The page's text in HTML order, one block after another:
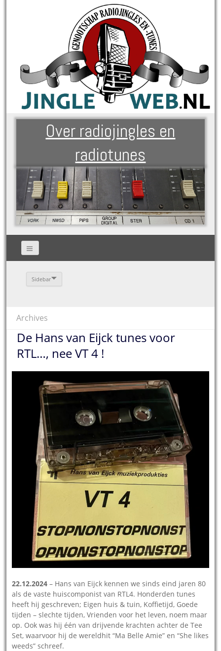
Over radiojingles en
radiotunes
Sidebar
Archives
De Hans van Eijck tunes voor
RTL…, nee VT 4 !
22.12.2024 – Hans van Eijck kennen we sinds eind jaren 80
als de vaste huiscomponist van RTL4. Honderden tunes
heeft hij geschreven; Eigen huis & tuin, Koffietijd, Goede
tijden – slechte tijden, Vrienden voor het leven, noem maar
op. Ook was hij één van drijvende krachten achter de Tee
Set, waarvoor hij de wereldhit “Ma Belle Amie” en “She likes
weeds” schreef.